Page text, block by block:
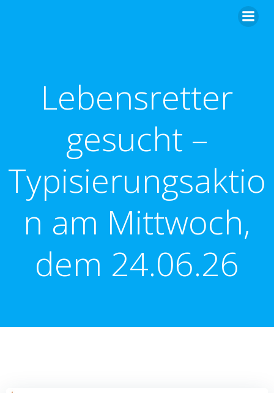
Lebensretter
gesucht –
Typisierungsaktio
n am Mittwoch,
dem 24.06.26